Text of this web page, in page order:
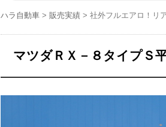
ハラ自動車 > 販売実績 > 社外フルエアロ！リ
マツダＲＸ－８タイプＳ